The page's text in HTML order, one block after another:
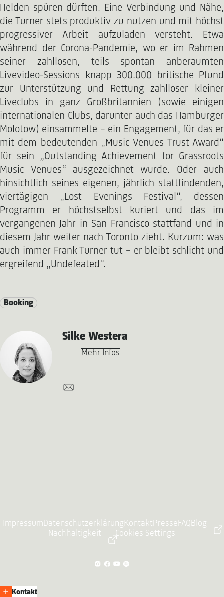
Helden spüren dürften. Eine Verbindung und Nähe,
die Turner stets produktiv zu nutzen und mit höchst
progressiver Arbeit aufzuladen versteht. Etwa
während der Corona-Pandemie, wo er im Rahmen
seiner zahllosen, teils spontan anberaumten
Livevideo-Sessions knapp 300.000 britische Pfund
zur Unterstützung und Rettung zahlloser kleiner
Liveclubs in ganz Großbritannien (sowie einigen
internationalen Clubs, darunter auch das Hamburger
Molotow) einsammelte – ein Engagement, für das er
mit dem bedeutenden „Music Venues Trust Award“
für sein „Outstanding Achievement for Grassroots
Music Venues“ ausgezeichnet wurde. Oder auch
hinsichtlich seines eigenen, jährlich stattfindenden,
viertägigen „Lost Evenings Festival“, dessen
Programm er höchstselbst kuriert und das im
vergangenen Jahr in San Francisco stattfand und in
diesem Jahr weiter nach Toronto zieht. Kurzum: was
auch immer Frank Turner tut – er bleibt schlicht und
ergreifend „Undefeated“.
Booking
Silke Westera
Mehr Infos
ImpressumDatenschutzerklärungKontaktPresse FAQBlog
Nachhaltigkeit
Cookies Settings
Kontakt